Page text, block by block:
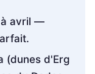
avril —
(dunes d'Erg